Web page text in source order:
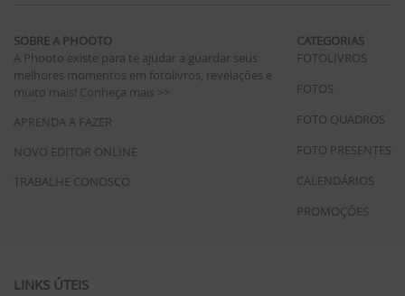
SOBRE A PHOOTO
A Phooto existe para te ajudar a guardar seus
melhores momentos em fotolivros, revelações e
muito mais! Conheça mais >>
APRENDA A FAZER
NOVO EDITOR ONLINE
TRABALHE CONOSCO
CATEGORIAS
FOTOLIVROS
FOTOS
FOTO QUADROS
FOTO PRESENTES
CALENDÁRIOS
PROMOÇÕES
LINKS ÚTEIS